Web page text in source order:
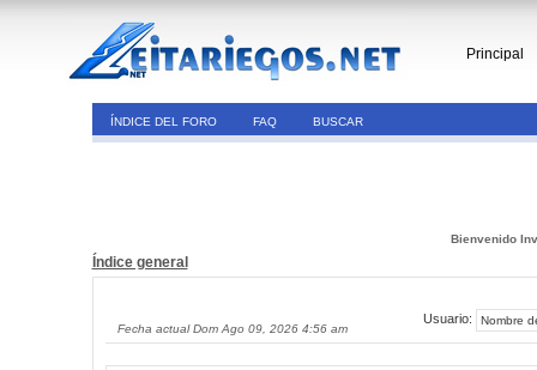
Principal
ÍNDICE DEL FORO FAQ BUSCAR
Bienvenido
Índice general
Fecha actual Dom Ago 09, 2026 4:56 am
Usuario: